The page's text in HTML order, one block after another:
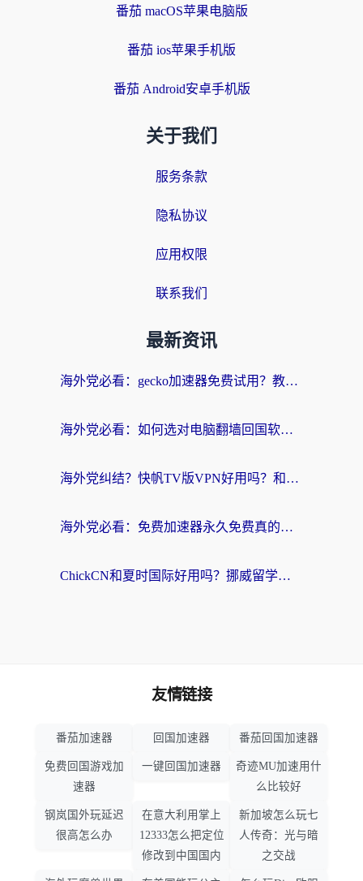
番茄 macOS苹果电脑版
番茄 ios苹果手机版
番茄 Android安卓手机版
关于我们
服务条款
隐私协议
应用权限
联系我们
最新资讯
海外党必看：gecko加速器免费试用？教你选对回国加速器，无缝刷国内剧玩游戏
海外党必看：如何选对电脑翻墙回国软件，轻松解锁国内资源？
海外党纠结？快帆TV版VPN好用吗？和扇贝手游VPN对比哪个回国效果更好？
海外党必看：免费加速器永久免费真的存在吗？教你选对回国加速器无缝刷国内资源
ChickCN和夏时国际好用吗？挪威留学生亲测3款回国加速器，附穿梭和加速喵对比指南
友情链接
番茄加速器 回国加速器 番茄回国加速器
免费回国游戏加
速器
一键回国加速器
奇迹MU加速用什
么比较好
钢岚国外玩延迟
很高怎么办
在意大利用掌上
12333怎么把定位
修改到中国国内
新加坡怎么玩七
人传奇：光与暗
之交战